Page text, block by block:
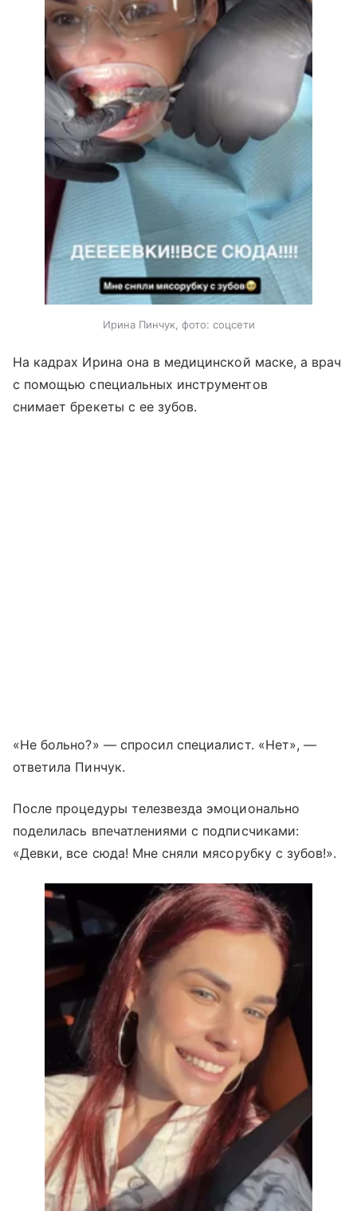
Ирина Пинчук, фото: соцсети
На кадрах Ирина она в медицинской маске, а врач
с помощью специальных инструментов
снимает брекеты с ее зубов.
«Не больно?» — спросил специалист. «Нет», —
ответила Пинчук.
После процедуры телезвезда эмоционально
поделилась впечатлениями с подписчиками:
«Девки, все сюда! Мне сняли мясорубку с зубов!».